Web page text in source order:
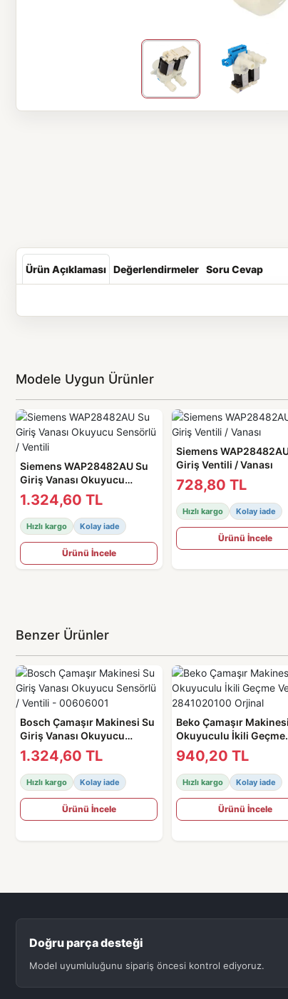
Ürün Açıklaması Değerlendirmeler Soru Cevap
Modele Uygun Ürünler
Siemens WAP28482AU Su
Giriş Vanası Okuyucu
Sensörlü / Ventili
1.324,60 TL
Hızlı kargo Kolay iade
Ürünü İncele
Siemens
Giriş Ventili / Vanası
728,80 TL
Hızlı kargo Kolay iade
Ürünü İncele
Benzer Ürünler
Bosch Çamaşır Makinesi Su
Giriş Vanası Okuyucu
Sensörlü / Ventili -
00606001
1.324,60 TL
Hızlı kargo Kolay iade
Ürünü İncele
Beko Çamaşır
Okuyuculu İkili Geçme
Ventil - 2841020100
940,20 TL
Hızlı kargo Kolay iade
Ürünü İncele
Doğru parça desteği
Model uyumluluğunu sipariş öncesi kontrol ediyoruz.